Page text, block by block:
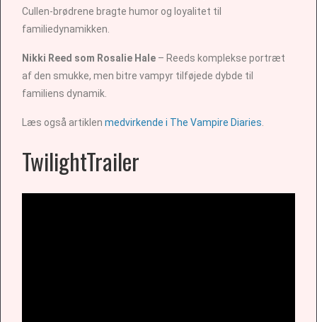
Cullen-brødrene bragte humor og loyalitet til
familiedynamikken.
Nikki Reed som Rosalie Hale – Reeds komplekse portræt
af den smukke, men bitre vampyr tilføjede dybde til
familiens dynamik.
Læs også artiklen medvirkende i The Vampire Diaries
TwilightTrailer